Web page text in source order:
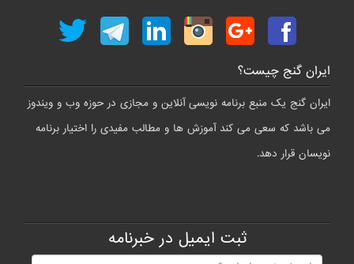
ایران گنج چیست؟
ایران گنج یک منبع برنامه نویسی آنلاین و مجازی در حوزه وب و ویندوز
می باشد که سعی می کند آموزش ها و مطالب مفیدی را اختیار برنامه
نویسان قرار دهد.
ثبت ایمیل در خبرنامه